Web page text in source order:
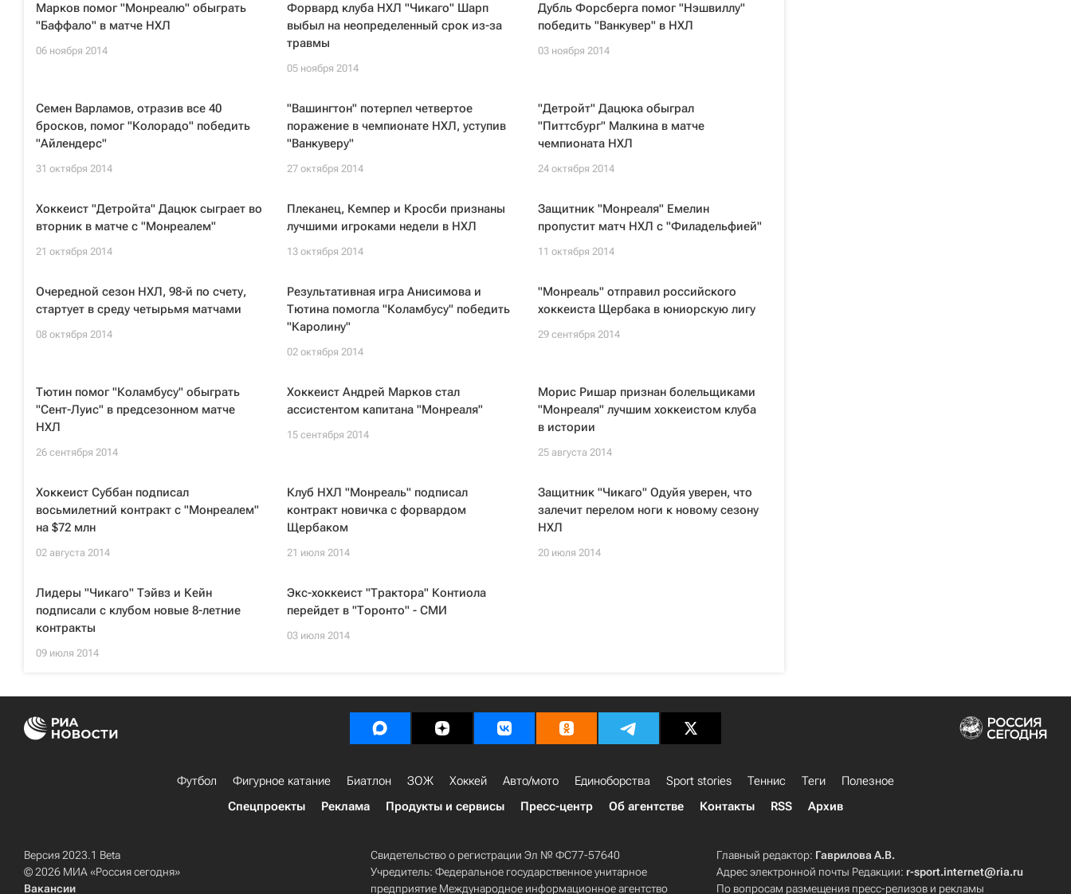
Марков помог "Монреалю" обыграть
"Баффало" в матче НХЛ
06 ноября 2014
Форвард клуба НХЛ "Чикаго" Шарп
выбыл на неопределенный срок из-за
травмы
05 ноября 2014
Дубль Форсберга помог "Нэшвиллу"
победить "Ванкувер" в НХЛ
03 ноября 2014
Семен Варламов, отразив все 40
бросков, помог "Колорадо" победить
"Айлендерс"
31 октября 2014
"Вашингтон" потерпел четвертое
поражение в чемпионате НХЛ, уступив
"Ванкуверу"
27 октября 2014
"Детройт" Дацюка обыграл
"Питтсбург" Малкина в матче
чемпионата НХЛ
24 октября 2014
Хоккеист "Детройта" Дацюк сыграет во
вторник в матче с "Монреалем"
21 октября 2014
Плеканец, Кемпер и Кросби признаны
лучшими игроками недели в НХЛ
13 октября 2014
Защитник "Монреаля" Емелин
пропустит матч НХЛ с "Филадельфией"
11 октября 2014
Очередной сезон НХЛ, 98-й по счету,
стартует в среду четырьмя матчами
08 октября 2014
Результативная игра Анисимова и
Тютина помогла "Коламбусу" победить
"Каролину"
02 октября 2014
"Монреаль" отправил российского
хоккеиста Щербака в юниорскую лигу
29 сентября 2014
Тютин помог "Коламбусу" обыграть
"Сент-Луис" в предсезонном матче
НХЛ
26 сентября 2014
Хоккеист Андрей Марков стал
ассистентом капитана "Монреаля"
15 сентября 2014
Морис Ришар признан болельщиками
"Монреаля" лучшим хоккеистом клуба
в истории
25 августа 2014
Хоккеист Суббан подписал
восьмилетний контракт с "Монреалем"
на $72 млн
02 августа 2014
Клуб НХЛ "Монреаль" подписал
контракт новичка с форвардом
Щербаком
21 июля 2014
Защитник "Чикаго" Одуйя уверен, что
залечит перелом ноги к новому сезону
НХЛ
20 июля 2014
Лидеры "Чикаго" Тэйвз и Кейн
подписали с клубом новые 8-летние
контракты
09 июля 2014
Экс-хоккеист "Трактора" Контиола
перейдет в "Торонто" - СМИ
03 июля 2014
Футбол Фигурное катание Биатлон ЗОЖ Хоккей Авто/мото Единоборства Sport stories Теннис Теги
Полезное
Спецпроекты
Реклама Продукты и сервисы Пресс-центр Об агентстве Контакты RSS Архив
Версия 2023.1 Beta
© 2026 МИА «Россия сегодня»
Вакансии
Свидетельство о регистрации Эл № ФС77-57640
Учредитель: Федеральное государственное унитарное
предприятие Международное информационное агентство
Главный редактор: Гаврилова А.В.
Адрес электронной почты Редакции: r-sport.internet@ria.ru
По вопросам размещения пресс-релизов и рекламы